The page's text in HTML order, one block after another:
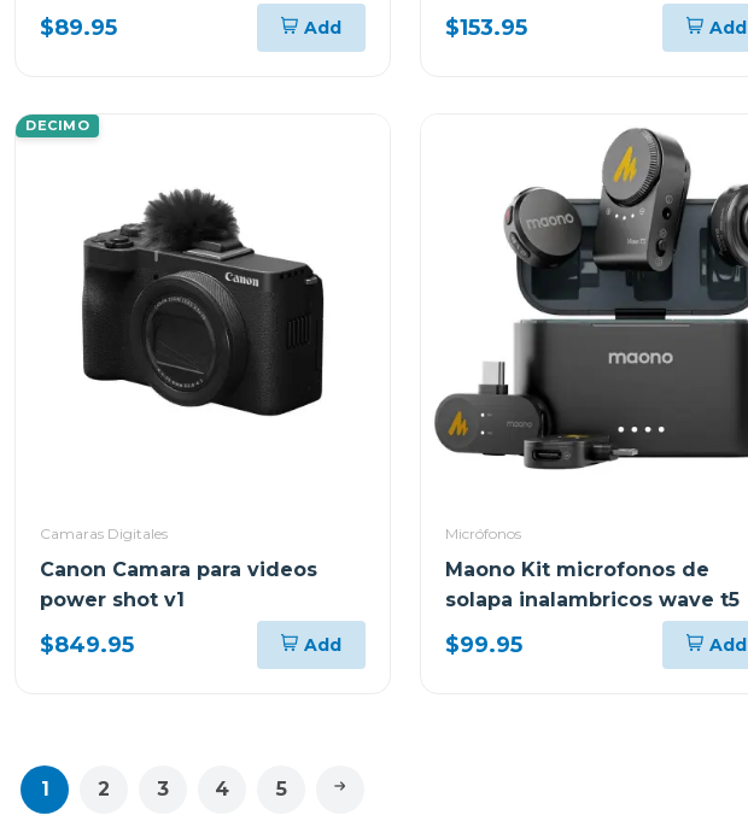
$89.95 Add $153.95 Add
DECIMO
Camaras Digitales
Canon Camara para videos
power shot v1
$849.95 Add
Micrófonos
Maono Kit microfonos de
solapa inalambricos wave t5
$99.95 Add
1 2 3 4 5